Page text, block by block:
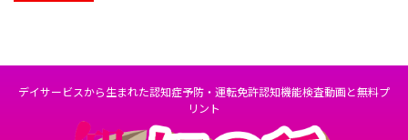
デイサービスから生まれた認知症予防・運転免許認知機能検査動画と無料プ
リント